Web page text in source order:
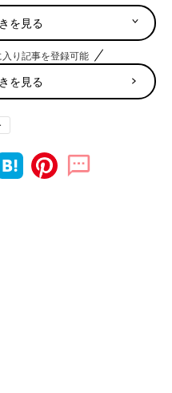
書類送検されたと聞きまし
ックしたイケメンの彼。あち
職しました。
なった先輩の送別会と重なり
したら不満そうに『俺と仕
抜けるのがわかりました。あ
れを告げました」
を見る
り記事を登録可能
を見る